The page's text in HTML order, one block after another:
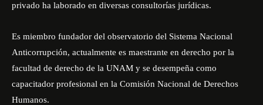
privado ha laborado en diversas consultorías jurídicas.
Es miembro fundador del observatorio del Sistema Nacional
Anticorrupción, actualmente es maestrante en derecho por la
facultad de derecho de la UNAM y se desempeña como
capacitador profesional en la Comisión Nacional de Derechos
Humanos.